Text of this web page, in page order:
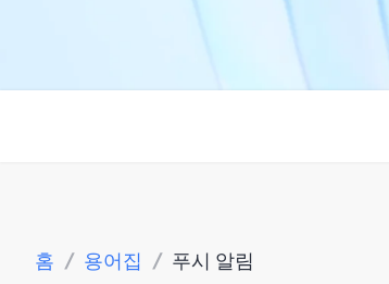
홈 / 용어집 / 푸시 알림